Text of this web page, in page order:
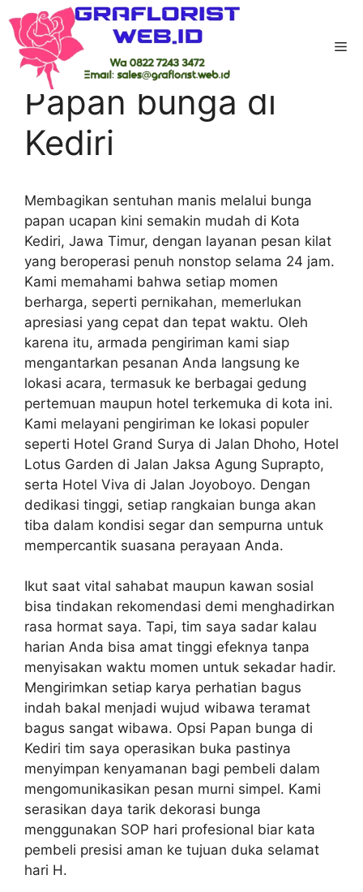
to
content
Home -Kediri
Papan bunga di
Kediri
Membagikan sentuhan manis melalui bunga
papan ucapan kini semakin mudah di Kota
Kediri, Jawa Timur, dengan layanan pesan kilat
yang beroperasi penuh nonstop selama 24 jam.
Kami memahami bahwa setiap momen
berharga, seperti pernikahan, memerlukan
apresiasi yang cepat dan tepat waktu. Oleh
karena itu, armada pengiriman kami siap
mengantarkan pesanan Anda langsung ke
lokasi acara, termasuk ke berbagai gedung
pertemuan maupun hotel terkemuka di kota ini.
Kami melayani pengiriman ke lokasi populer
seperti Hotel Grand Surya di Jalan Dhoho, Hotel
Lotus Garden di Jalan Jaksa Agung Suprapto,
serta Hotel Viva di Jalan Joyoboyo. Dengan
dedikasi tinggi, setiap rangkaian bunga akan
tiba dalam kondisi segar dan sempurna untuk
mempercantik suasana perayaan Anda.
Ikut saat vital sahabat maupun kawan sosial
bisa tindakan rekomendasi demi menghadirkan
rasa hormat saya. Tapi, tim saya sadar kalau
harian Anda bisa amat tinggi efeknya tanpa
menyisakan waktu momen untuk sekadar hadir.
Mengirimkan setiap karya perhatian bagus
indah bakal menjadi wujud wibawa teramat
bagus sangat wibawa. Opsi Papan bunga di
Kediri tim saya operasikan buka pastinya
menyimpan kenyamanan bagi pembeli dalam
mengomunikasikan pesan murni simpel. Kami
serasikan daya tarik dekorasi bunga
menggunakan SOP hari profesional biar kata
pembeli presisi aman ke tujuan duka selamat
hari H.